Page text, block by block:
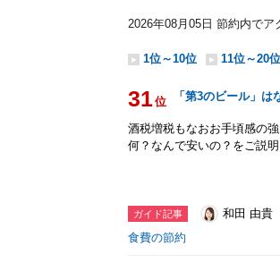
2026年08月05日 節約内でア
1位～10位 11位～20位
31位 「第3のビール」は
酒税増税もなおお手頃感の
何？なんで安いの？をご説明
ガイド記事
和田 由貴
食費の節約